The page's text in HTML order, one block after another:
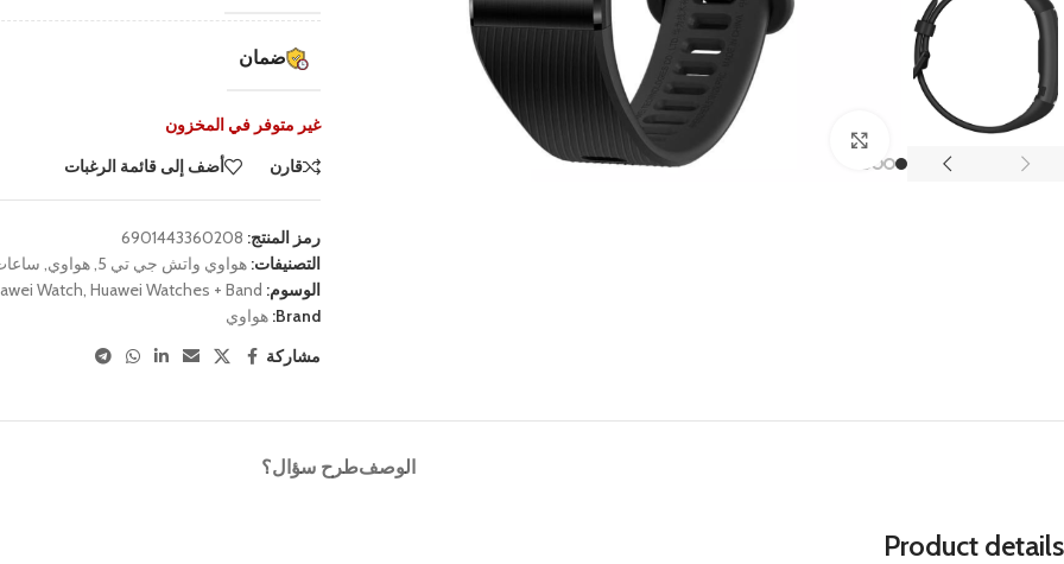
Click to enlarge
ضمان
غير متوفر في المخزون
قارن
أضف إلى قائمة الرغبات
رمز المنتج: 6901443360208
التصنيفات: هواوي واتش جي تي 5 هواوي
الوسوم:
Watch Huawei Watches + Band
Brand: هواوي
مشاركة
الوصفطرح سؤال؟
Product details